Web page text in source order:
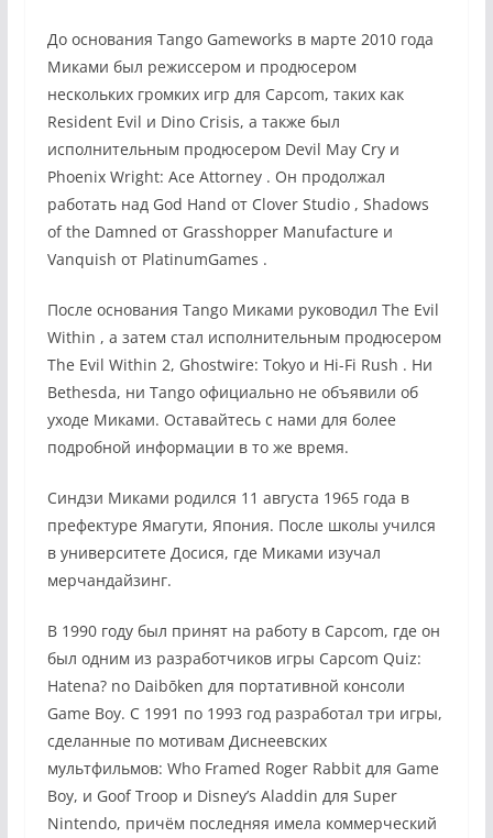
До основания Tango Gameworks в марте 2010 года
Миками был режиссером и продюсером
нескольких громких игр для Capcom, таких как
Resident Evil и Dino Crisis, а также был
исполнительным продюсером Devil May Cry и
Phoenix Wright: Ace Attorney . Он продолжал
работать над God Hand от Clover Studio , Shadows
of the Damned от Grasshopper Manufacture и
Vanquish от PlatinumGames .
После основания Tango Миками руководил The Evil
Within , а затем стал исполнительным продюсером
The Evil Within 2, Ghostwire: Tokyo и Hi-Fi Rush . Ни
Bethesda, ни Tango официально не объявили об
уходе Миками. Оставайтесь с нами для более
подробной информации в то же время.
Синдзи Миками родился 11 августа 1965 года в
префектуре Ямагути, Япония. После школы учился
в университете Досися, где Миками изучал
мерчандайзинг.
В 1990 году был принят на работу в Capcom, где он
был одним из разработчиков игры Capcom Quiz:
Hatena? no Daibōken для портативной консоли
Game Boy. С 1991 по 1993 год разработал три игры,
сделанные по мотивам Диснеевских
мультфильмов: Who Framed Roger Rabbit для Game
Boy, и Goof Troop и Disney’s Aladdin для Super
Nintendo, причём последняя имела коммерческий